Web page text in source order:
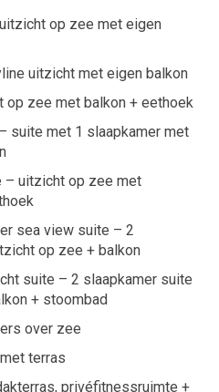
op zee met eigen
uitzicht met eigen balkon
zee met balkon + eethoek
suite met 1 slaapkamer met
– uitzicht op zee met
sea view suite – 2
op zee + balkon
suite – 2 slaapkamer suite
+ stoombad
over zee
terras
privéfitnessruimte +